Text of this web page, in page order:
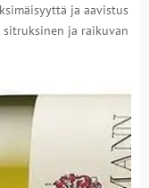
ja aavistus
ja raikuvan